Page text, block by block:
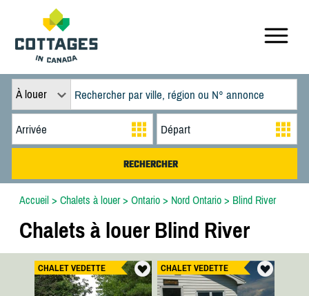
À louer
Accueil> Chalets à louer> Ontario> Nord Ontario> Blind River
Chalets à louer Blind River
CHALET VEDETTE CHALET VEDETTE